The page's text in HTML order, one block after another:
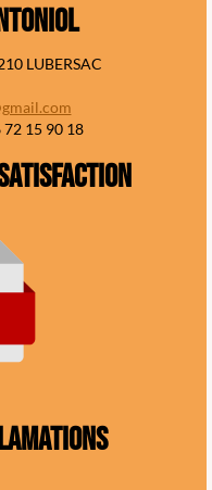
LUBERSAC
72 15 90 18